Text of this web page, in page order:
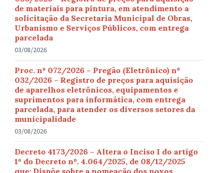
de materiais para pintura, em atendimento a
solicitação da Secretaria Municipal de Obras,
Urbanismo e Serviços Públicos, com entrega
parcelada
03/08/2026
Proc. nº 072/2026 – Pregão (Eletrônico) nº
032/2026 – Registro de preços para aquisição
de aparelhos eletrônicos, equipamentos e
suprimentos para informática, com entrega
parcelada, para atender os diversos setores da
municipalidade
03/08/2026
Decreto 4173/2026 – Altera o Inciso I do artigo
1º do Decreto nº. 4.064/2025, de 08/12/2025